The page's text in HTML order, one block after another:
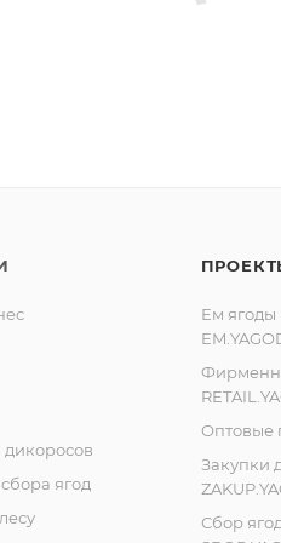
ВНИЗУ ЭТИКЕТКИ.
ягод
Ем ягоды
Оптовые
Закупки
Сбор